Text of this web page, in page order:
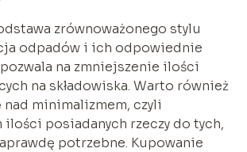
zrównoważonego stylu
odpadów i ich odpowiednie
na zmniejszenie ilości
na składowiska. Warto również
minimalizmem, czyli
posiadanych rzeczy do tych,
potrzebne. Kupowanie